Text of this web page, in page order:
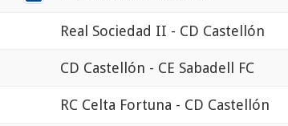
Real Sociedad II - CD Castellón
CD Castellón - CE Sabadell FC
RC Celta Fortuna - CD Castellón